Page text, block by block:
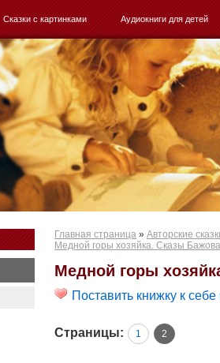
Сказки с картинками Аудиокниги для детей
Главная страница » Авторские
Медной горы хозяйка. Сказы Бажова
Медной горы
Поставить книжку к себе
Страницы: 1 2